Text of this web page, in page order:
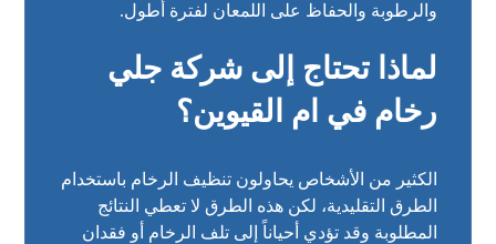
والرطوبة والحفاظ على اللمعان لفترة أطول.
لماذا تحتاج إلى شركة جلي
رخام في ام القيوين؟
الكثير من الأشخاص يحاولون تنظيف الرخام باستخدام
الطرق التقليدية، لكن هذه الطرق لا تعطي النتائج
المطلوبة وقد تؤدي أحياناً إلى تلف الرخام أو فقدان